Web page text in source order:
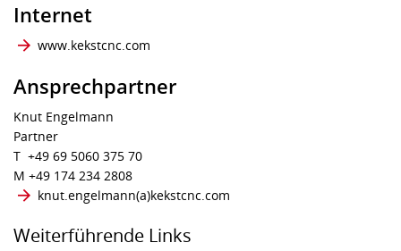
Internet
www.kekstcnc.com
Ansprechpartner
Knut Engelmann
Partner
T +49 69 5060 375 70
M +49 174 234 2808
knut.engelmann​(a)​kekstcnc.com
Weiterführende Links